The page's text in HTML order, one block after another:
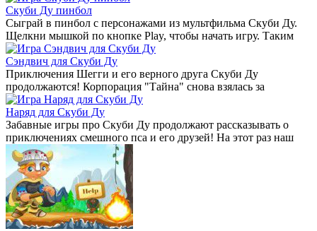
Скуби Ду пинбол
Сыграй в пинбол с персонажами из мультфильма Скуби Ду.
Щелкни мышкой по кнопке Play, чтобы начать игру. Таким
Сэндвич для Скуби Ду
Приключения Шегги и его верного друга Скуби Ду
продолжаются! Корпорация "Тайна" снова взялась за
Наряд для Скуби Ду
Забавные игры про Скуби Ду продолжают рассказывать о
приключениях смешного пса и его друзей! На этот раз наш